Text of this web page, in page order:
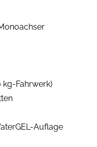
kg-Fahrwerk)
Auflage